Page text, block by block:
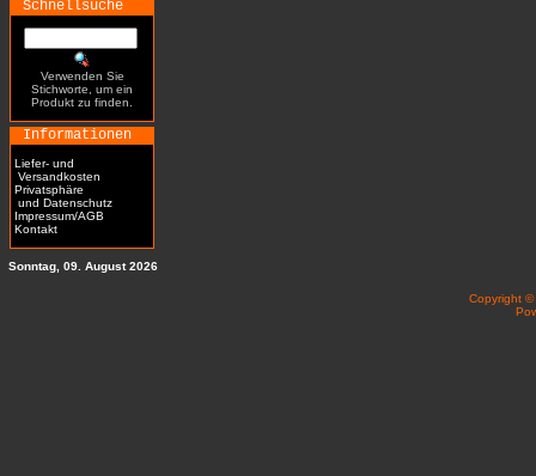
Schnellsuche
Verwenden Sie
Stichworte, um ein
Produkt zu finden.
Informationen
Liefer- und
Versandkosten
Privatsphäre
und Datenschutz
Impressum/AGB
Kontakt
Sonntag, 09. August 2026
Copyright